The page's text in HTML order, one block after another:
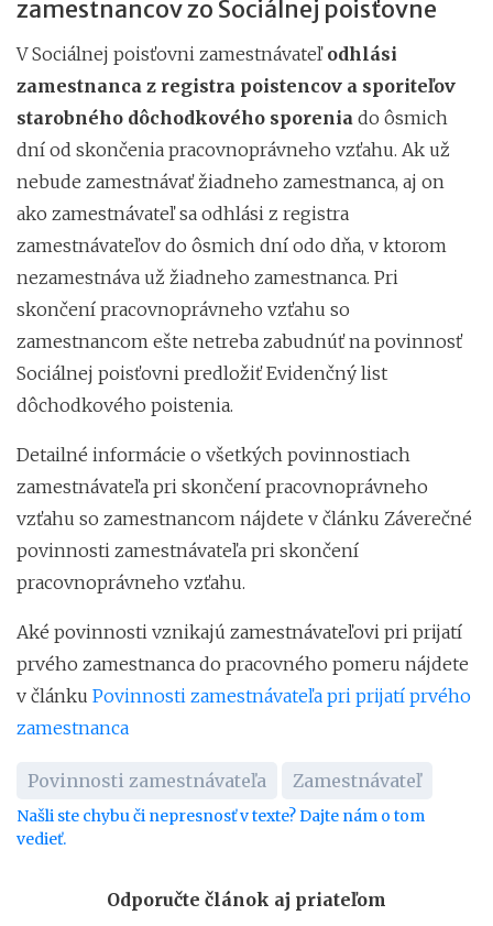
zamestnancov zo Sociálnej poisťovne
V Sociálnej poisťovni zamestnávateľ odhlási
zamestnanca z registra poistencov a sporiteľov
starobného dôchodkového sporenia do ôsmich
dní od skončenia pracovnoprávneho vzťahu. Ak už
nebude zamestnávať žiadneho zamestnanca, aj on
ako zamestnávateľ sa odhlási z registra
zamestnávateľov do ôsmich dní odo dňa, v ktorom
nezamestnáva už žiadneho zamestnanca. Pri
skončení pracovnoprávneho vzťahu so
zamestnancom ešte netreba zabudnúť na povinnosť
Sociálnej poisťovni predložiť Evidenčný list
dôchodkového poistenia.
Detailné informácie o všetkých povinnostiach
zamestnávateľa pri skončení pracovnoprávneho
vzťahu so zamestnancom nájdete v článku Záverečné
povinnosti zamestnávateľa pri skončení
pracovnoprávneho vzťahu.
Aké povinnosti vznikajú zamestnávateľovi pri prijatí
prvého zamestnanca do pracovného pomeru nájdete
v článku Povinnosti zamestnávateľa pri prijatí prvého
zamestnanca
Povinnosti zamestnávateľa Zamestnávateľ
Našli ste chybu či nepresnosť v texte? Dajte nám o tom
vedieť.
Odporučte článok aj priateľom